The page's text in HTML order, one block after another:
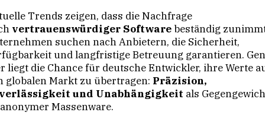
Trends zeigen, dass die Nachfrage
vertrauenswürdiger Softwarebeständig
suchen nach Anbietern, die Sicherheit,
und langfristige Betreuung garantieren.
liegt die Chance für deutsche Entwickler, ihre Werte
globalen Markt zu übertragen: Präzision,
und Unabhängigkeit als
Massenware.